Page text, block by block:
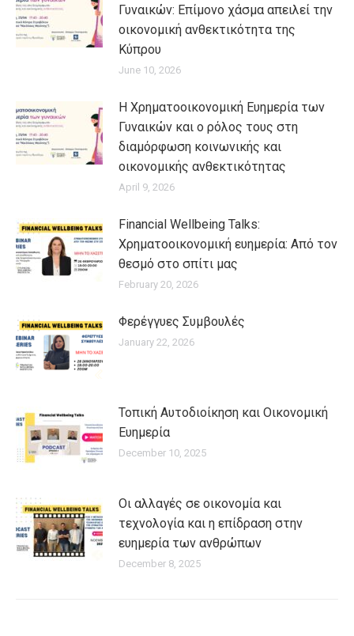
Γυναικών: Επίμονο χάσμα απειλεί την
οικονομική ανθεκτικότητα της
Κύπρου
June 10, 2026
H Χρηματοοικονομική Ευημερία των
Γυναικών και ο ρόλος τους στη
διαμόρφωση κοινωνικής και
οικονομικής ανθεκτικότητας
April 9, 2026
Financial Wellbeing Talks:
Χρηματοοικονομική ευημερία: Από τον
θεσμό στο σπίτι μας
February 20, 2026
Φερέγγυες Συμβουλές
January 22, 2026
Τοπική Αυτοδιοίκηση και Οικονομική
Ευημερία
December 10, 2025
Οι αλλαγές σε οικονομία και
τεχνολογία και η επίδραση στην
ευημερία των ανθρώπων
December 8, 2025